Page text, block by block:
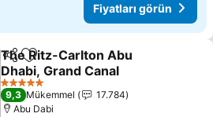
Fiyatları görün
PaylaşFavorilerime ekle
The Ritz-Carlton Abu
Dhabi, Grand Canal
5 Yıldız
9,3 Mükemmel
17.784
Abu Dabi